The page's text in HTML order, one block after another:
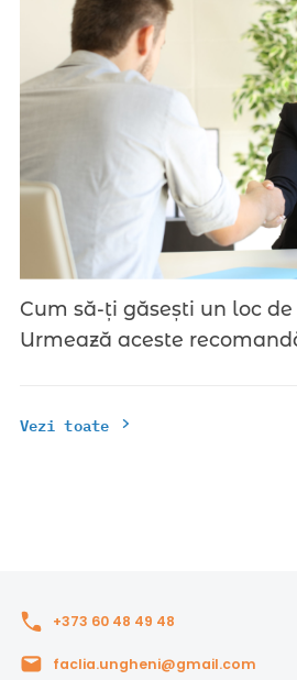
Cum să-ți găsești un loc
Urmează aceste
Vezi toate
+373 60 48 49 48
faclia.ungheni@gmail.com